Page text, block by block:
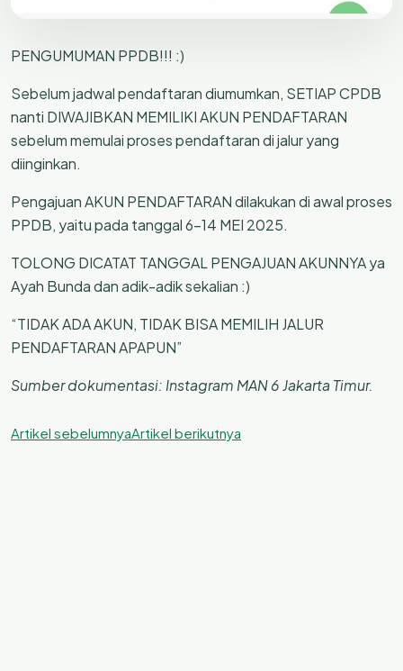
PENGUMUMAN PPDB!!! :)
Sebelum jadwal pendaftaran diumumkan, SETIAP CPDB
nanti DIWAJIBKAN MEMILIKI AKUN PENDAFTARAN
sebelum memulai proses pendaftaran di jalur yang
diinginkan.
Pengajuan AKUN PENDAFTARAN dilakukan di awal proses
PPDB, yaitu pada tanggal 6-14 MEI 2025.
TOLONG DICATAT TANGGAL PENGAJUAN AKUNNYA ya
Ayah Bunda dan adik-adik sekalian :)
“TIDAK ADA AKUN, TIDAK BISA MEMILIH JALUR
PENDAFTARAN APAPUN”
Sumber dokumentasi: Instagram MAN 6 Jakarta Timur.
Artikel sebelumnyaArtikel berikutnya